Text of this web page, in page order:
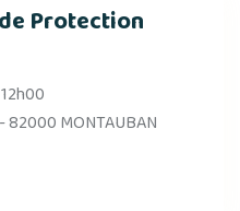
Protection
MONTAUBAN